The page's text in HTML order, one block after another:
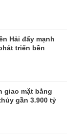
Hải đẩy mạnh
triển bền
giao mặt bằng
gần 3.900 tỷ